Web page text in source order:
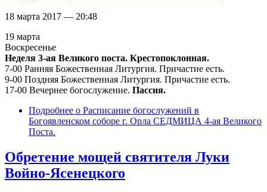
18 марта 2017 — 20:48
19 марта
Воскресенье
Неделя 3-ая Великого поста. Крестопоклонная.
7-00 Ранняя Божественная Литургия. Причастие есть.
9-00 Поздняя Божественная Литургия. Причастие есть.
17-00 Вечернее богослужение. Пассия.
Подробнее о Расписание богослужений в
Богоявленском соборе г. Орла СЕДМИЦА 4-ая Великого
Поста.
Обретение мощей святителя Луки
Войно-Ясенецкого